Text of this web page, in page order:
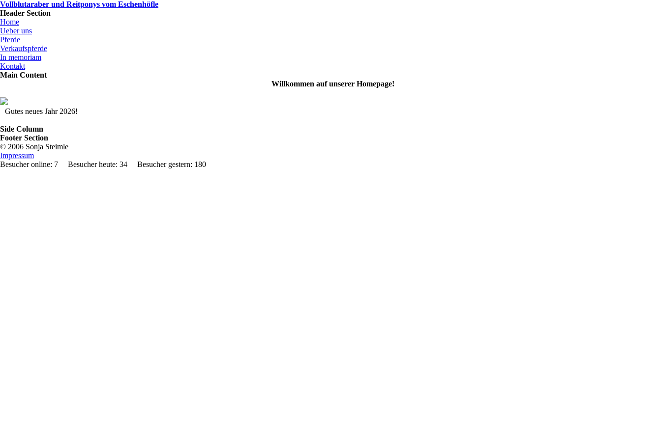
Vollblutaraber und Reitponys vom Eschenhöfle
Header Section
Home
Ueber uns
Pferde
Verkaufspferde
In memoriam
Kontakt
Main Content
Willkommen auf unserer Homepage!
Gutes neues Jahr 2026!
Side Column
Footer Section
© 2006 Sonja Steimle
Impressum
Besucher online: 7 Besucher heute: 34 Besucher gestern: 180